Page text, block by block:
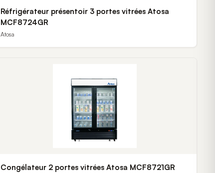
Réfrigérateur présentoir 3 portes vitrées Atosa
MCF8724GR
Atosa
Congélateur 2 portes vitrées Atosa MCF8721GR